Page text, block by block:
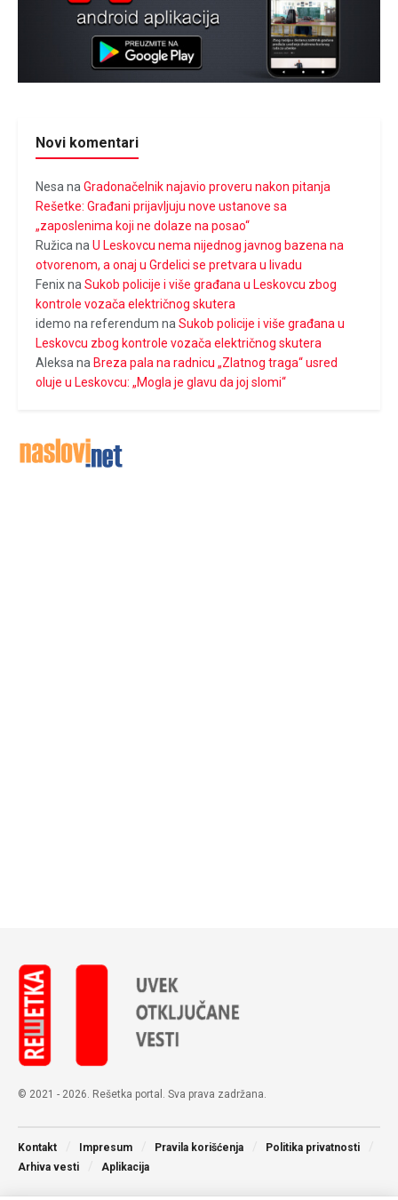
Novi komentari
Nesa na Gradonačelnik najavio proveru nakon pitanja
Rešetke: Građani prijavljuju nove ustanove sa
„zaposlenima koji ne dolaze na posao“
Ružica na U Leskovcu nema nijednog javnog bazena na
otvorenom, a onaj u Grdelici se pretvara u livadu
Fenixna Sukob policije i više građana u Leskovcu zbog
kontrole vozača električnog skutera
idemo na referendum na Sukob policije i više građana u
Leskovcu zbog kontrole vozača električnog skutera
Aleksa na Breza pala na radnicu „Zlatnog traga“ usred
oluje u Leskovcu: „Mogla je glavu da joj slomi“
© 2021 - 2026. Rešetka portal. Sva prava zadržana.
Kontakt Impresum Pravila korišćenja
Politika privatnosti
Arhiva vesti
Aplikacija